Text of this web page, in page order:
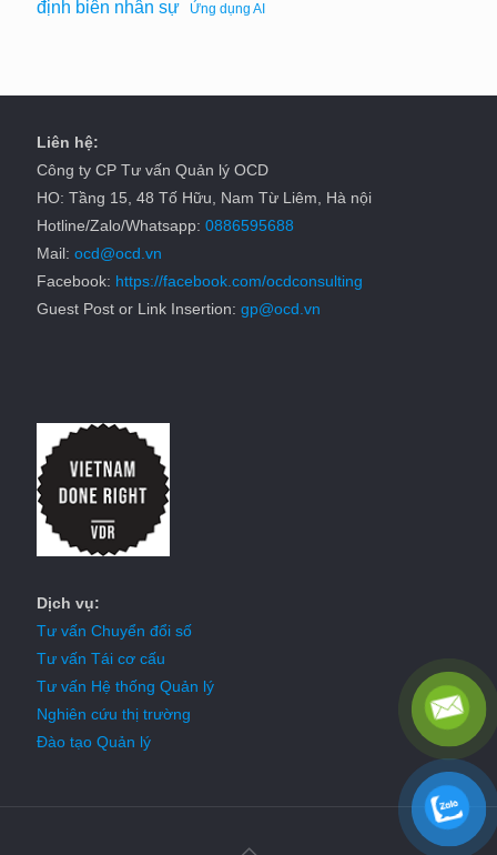
định biên nhân sự Ứng dụng AI
Liên hệ:
Công ty CP Tư vấn Quản lý OCD
HO: Tầng 15, 48 Tố Hữu, Nam Từ Liêm, Hà nội
Hotline/Zalo/Whatsapp: 0886595688
Mail: ocd@ocd.vn
Facebook: https://facebook.com/ocdconsulting
Guest Post or Link Insertion: gp@ocd.vn
Dịch vụ:
Tư vấn Chuyển đổi số
Tư vấn Tái cơ cấu
Tư vấn Hệ thống Quản lý
Nghiên cứu thị trường
Đào tạo Quản lý